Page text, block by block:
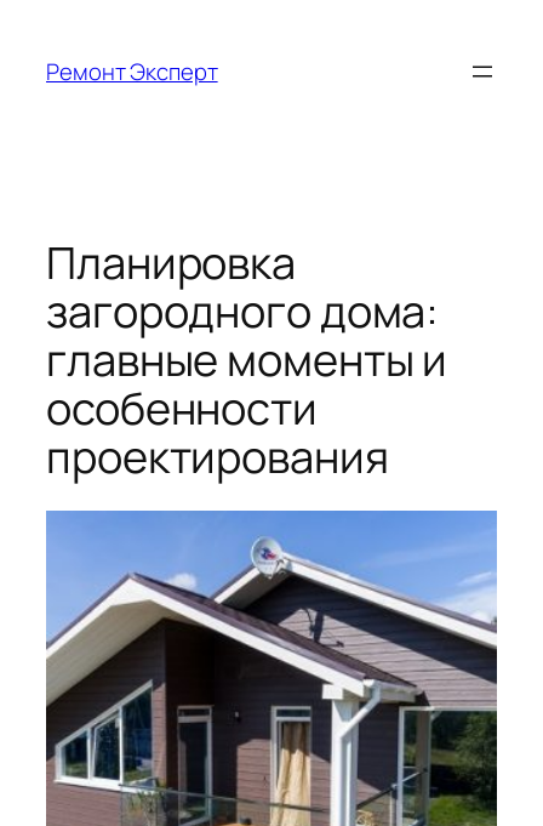
содержимому
Ремонт Эксперт
Планировка
загородного дома:
главные моменты и
особенности
проектирования